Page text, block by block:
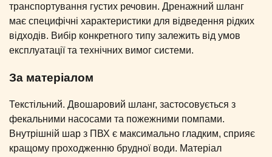
транспортування густих речовин. Дренажний шланг
має специфічні характеристики для відведення рідких
відходів. Вибір конкретного типу залежить від умов
експлуатації та технічних вимог системи.
За матеріалом
Текстільний. Двошаровий шланг, застосовується з
фекальними насосами та пожежними помпами.
Внутрішній шар з ПВХ є максимально гладким, сприяє
кращому проходженню брудної води. Матеріал